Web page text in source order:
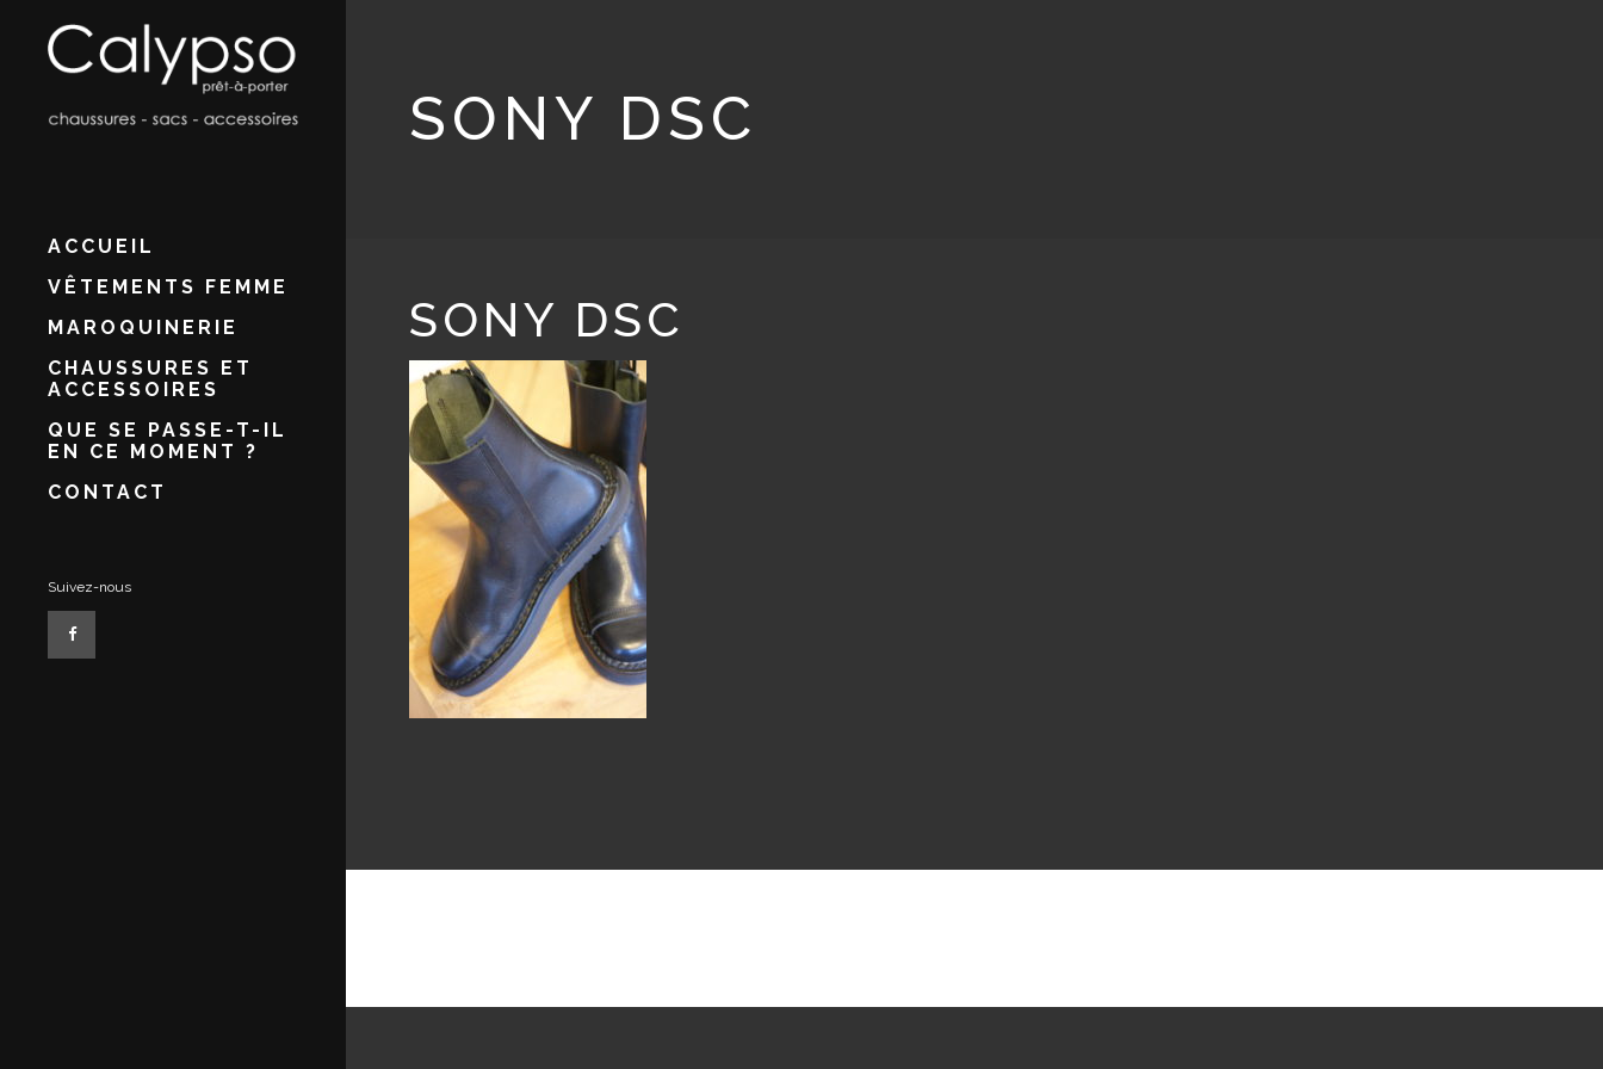
ACCUEIL
VÊTEMENTS FEMME
MAROQUINERIE
CHAUSSURES ET
ACCESSOIRES
QUE SE PASSE-T-IL
EN CE MOMENT ?
CONTACT
Suivez-nous
SONY DSC
SONY DSC